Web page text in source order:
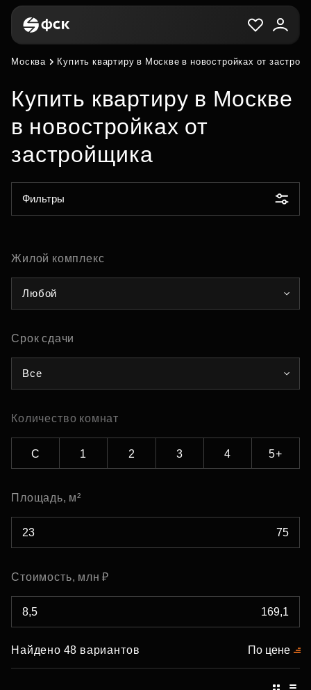
Москва Купить квартиру в Москве в новостройках от
Купить квартиру в Москве
в новостройках от
застройщика
Фильтры
Жилой комплекс
Любой
Срок сдачи
Все
Количество комнат
С 1 2 3 4 5+
Площадь, м²
Стоимость, млн ₽
Найдено 48 вариантов По цене